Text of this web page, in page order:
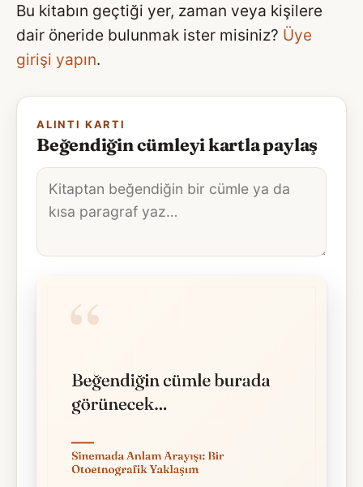
Bu kitabın geçtiği yer, zaman veya kişilere
dair öneride bulunmak ister misiniz? Üye
girişi yapın.
ALINTI KARTI
Beğendiğin cümleyi kartla paylaş
Alıntı
metni